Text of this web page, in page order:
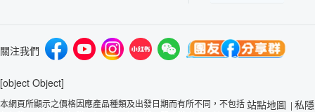
關注我們
[object Object]
本網頁所顯示之價格因應產品種類及出發日期而有所不同，不包括站點地圖 | 私隱